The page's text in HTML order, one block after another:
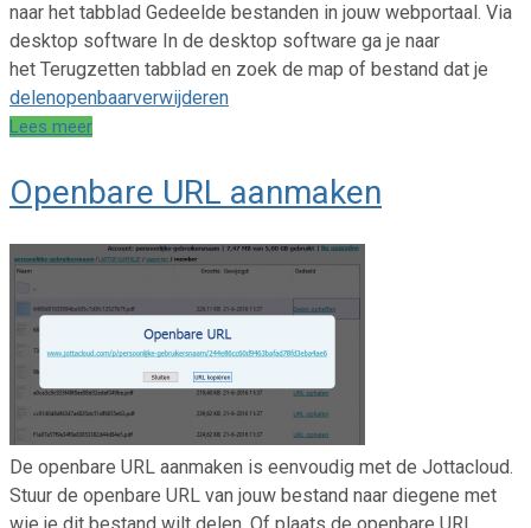
naar het tabblad Gedeelde bestanden in jouw webportaal. Via
desktop software In de desktop software ga je naar
het Terugzetten tabblad en zoek de map of bestand dat je
delenopenbaarverwijderen
Lees meer
Openbare URL aanmaken
De openbare URL aanmaken is eenvoudig met de Jottacloud.
Stuur de openbare URL van jouw bestand naar diegene met